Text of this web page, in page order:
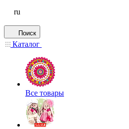
ru
Поиск
Каталог
Все товары